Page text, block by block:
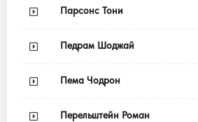
Парсонс Тони
Педрам Шоджай
Пема Чодрон
Перельштейн Роман